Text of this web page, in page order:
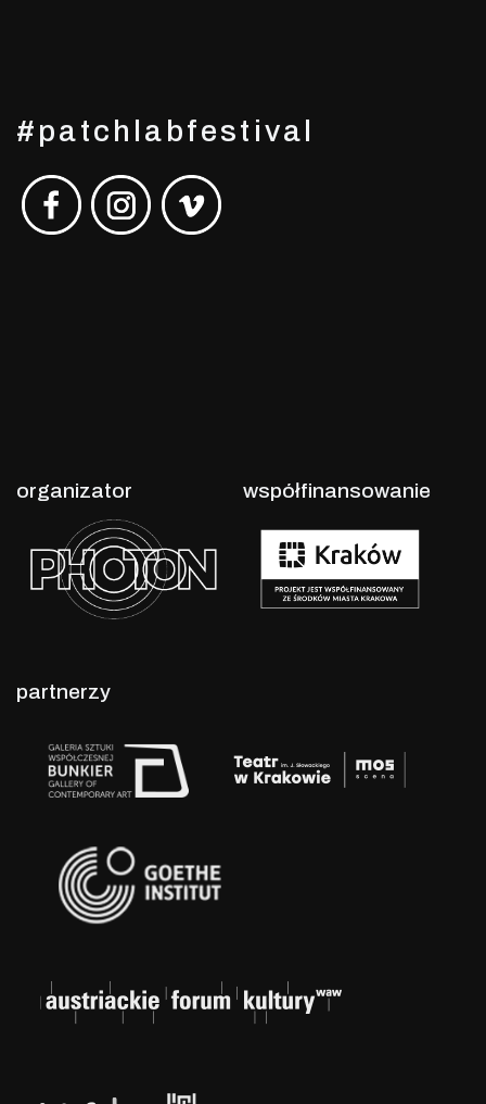
#patchlabfestival
organizator współfinansowanie
partnerzy